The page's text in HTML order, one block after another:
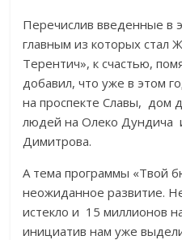
Перечислив введенные в
главным из которых стал
Терентич», к счастью,
добавил, что уже в этом
на проспекте Славы, дом
людей на Олеко Дундича
Димитрова.
А тема программы «Твой
неожиданное развитие.
истекло и 15 миллионов
инициатив нам уже